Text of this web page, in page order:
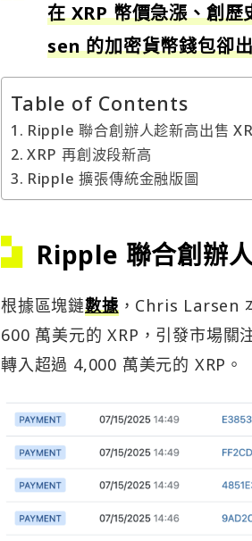
在 XRP 幣價急漲、創
sen 的加密貨幣錢包卻
Table of Contents
Ripple 聯合創辦人趁新高出售
XRP 再創波段新高
Ripple 擴張傳統金融版圖
Ripple 聯合創辦
根據區塊鏈數據，Chris Larsen
600 萬美元的 XRP，引發市場
轉入超過 4,000 萬美元的 XRP。